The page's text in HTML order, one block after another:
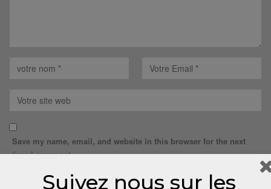
Save my name, email, and website in this browser for the next
time I comment.
Suivez nous sur les